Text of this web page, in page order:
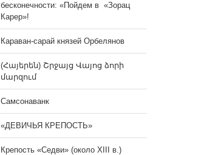
бесконечности: «Пойдем в «Зорац
Карер»!
Караван-сарай князей Орбелянов
(Հայերեն) Շրջայց Վայոց ձորի
մարզում
Самсонаванк
«ДЕВИЧЬЯ КРЕПОСТЬ»
Крепость «Седви» (около XIII в.)